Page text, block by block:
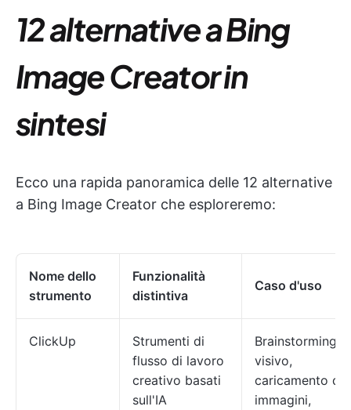
12 alternative a Bing
Image Creator in
sintesi
Ecco una rapida panoramica delle 12 alternative
a Bing Image Creator che esploreremo:
Nome dello
strumento
Funzionalità
distintiva
Caso d'uso
ClickUp
Strumenti di
flusso di lavoro
creativo basati
sull'IA
Brainstorming
visivo,
caricamento di
immagini,